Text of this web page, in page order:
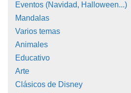
Eventos (Navidad, Halloween...)
Mandalas
Varios temas
Animales
Educativo
Arte
Clásicos de Disney